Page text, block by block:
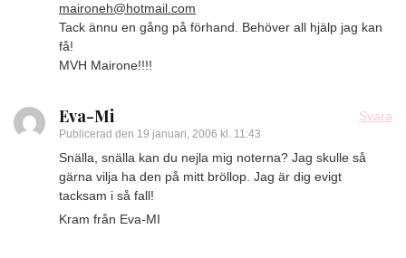
maironeh@hotmail.com
Tack ännu en gång på förhand. Behöver all hjälp jag kan
få!
MVH Mairone!!!!
Eva-Mi
Publicerad den 19 januari, 2006 kl. 11:43
Svara
Snälla, snälla kan du nejla mig noterna? Jag skulle så
gärna vilja ha den på mitt bröllop. Jag är dig evigt
tacksam i så fall!
Kram från Eva-MI